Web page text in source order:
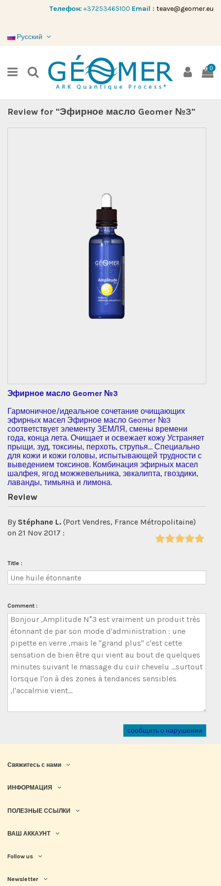
Tелефон: +37253465100 Email : teave@geomer.eu
Русский
0
Review for "Эфирное масло Geomer №3"
Эфирное масло Geomer №3
Гармоничное/идеальное сочетание очищающих
эфирных масел Эфирное масло Geomer №3
соответствует элементу ЗЕМЛЯ, смены времени
года, конца лета. Очищает и освежает кожу Устраняет
прыщи, зуд, токсины, перхоть, струпья… Специально
для кожи и кожи головы, испытывающей трудности с
выведением токсинов. Комбинация эфирных масел
шалфея, ягод можжевельника, эвкалипта, гвоздики,
лаванды, тимьяна и лимона.
Review
By Stéphane L. (Port Vendres, France Métropolitaine)
on 21 Nov 2017 :
Title :
Comment :
сообщить о нарушении
Свяжитесь с нами
ИНФОРМАЦИЯ
ПОЛЕЗНЫЕ ССЫЛКИ
ВАШ АККАУНТ
Follow us
Newsletter